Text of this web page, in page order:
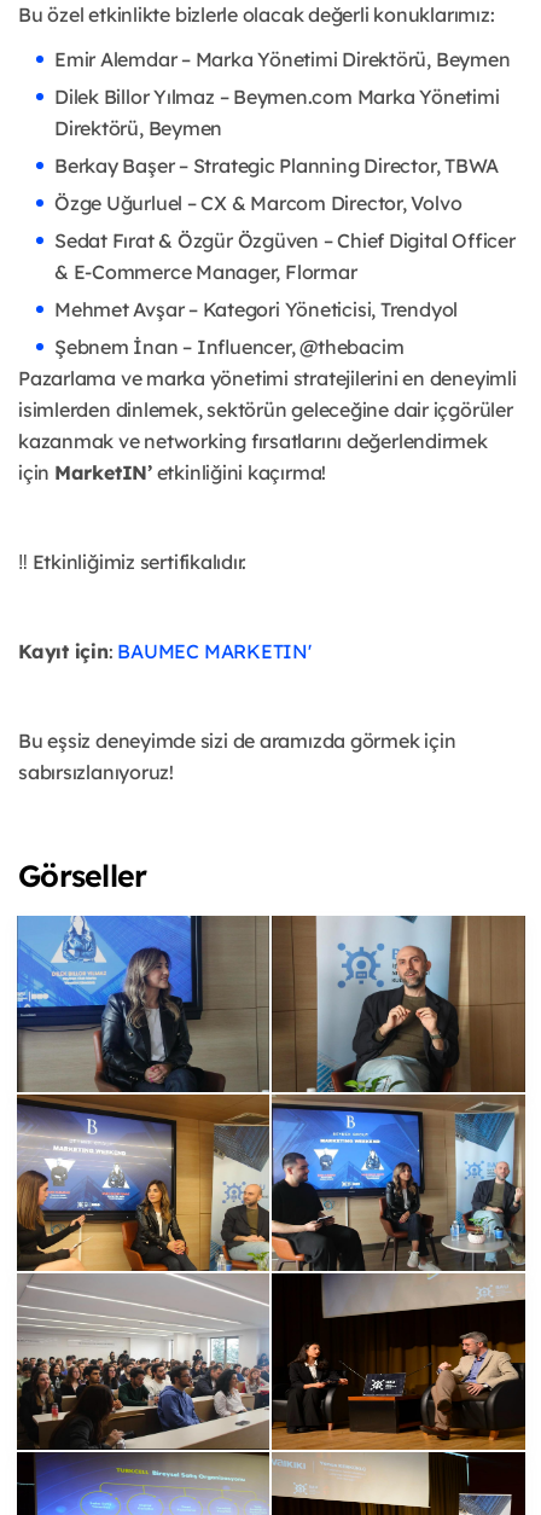
Bu özel etkinlikte bizlerle olacak değerli konuklarımız:
Emir Alemdar – Marka Yönetimi Direktörü, Beymen
Dilek Billor Yılmaz – Beymen.com Marka Yönetimi
Direktörü, Beymen
Berkay Başer – Strategic Planning Director, TBWA
Özge Uğurluel – CX & Marcom Director, Volvo
Sedat Fırat & Özgür Özgüven – Chief Digital Officer
& E-Commerce Manager, Flormar
Mehmet Avşar – Kategori Yöneticisi, Trendyol
Şebnem İnan – Influencer, @thebacim
Pazarlama ve marka yönetimi stratejilerini en deneyimli
isimlerden dinlemek, sektörün geleceğine dair içgörüler
kazanmak ve networking fırsatlarını değerlendirmek
için MarketIN’etkinliğini kaçırma!
‼️ Etkinliğimiz sertifikalıdır.
Kayıt için: BAUMEC MARKETIN'
Bu eşsiz deneyimde sizi de aramızda görmek için
sabırsızlanıyoruz!
Görseller